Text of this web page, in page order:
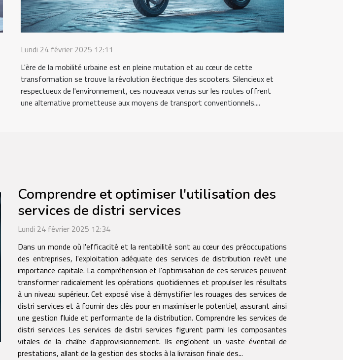
Lundi 24 février 2025 12:11
L'ère de la mobilité urbaine est en pleine mutation et au cœur de cette
transformation se trouve la révolution électrique des scooters. Silencieux et
respectueux de l'environnement, ces nouveaux venus sur les routes offrent
une alternative prometteuse aux moyens de transport conventionnels....
Comprendre et optimiser l'utilisation des
services de distri services
Lundi 24 février 2025 12:34
Dans un monde où l'efficacité et la rentabilité sont au cœur des préoccupations
des entreprises, l'exploitation adéquate des services de distribution revêt une
importance capitale. La compréhension et l'optimisation de ces services peuvent
transformer radicalement les opérations quotidiennes et propulser les résultats
à un niveau supérieur. Cet exposé vise à démystifier les rouages des services de
distri services et à fournir des clés pour en maximiser le potentiel, assurant ainsi
une gestion fluide et performante de la distribution. Comprendre les services de
distri services Les services de distri services figurent parmi les composantes
vitales de la chaîne d'approvisionnement. Ils englobent un vaste éventail de
prestations, allant de la gestion des stocks à la livraison finale des...